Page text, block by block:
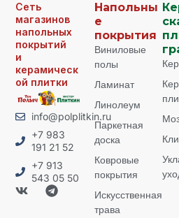
Сеть
магазинов
напольных
покрытий
и
керамическ
ой плитки
info@polplitkin.ru
+7 983
191 21 52
+7 913
543 05 50
Напольны
е
покрытия
Виниловые
полы
Ламинат
Линолеум
Паркетная
доска
Ковровые
покрытия
Искусственная
трава